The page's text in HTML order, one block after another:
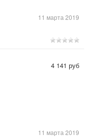
11 марта 2019
11 марта 2019
4 141 руб